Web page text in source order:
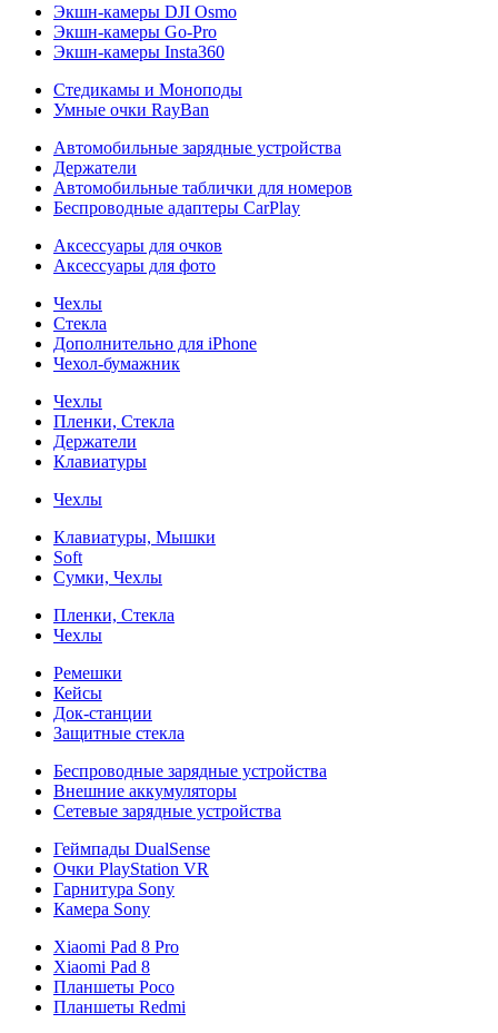
Экшн-камеры DJI Osmo
Экшн-камеры Go-Pro
Экшн-камеры Insta360
Стедикамы и Моноподы
Умные очки RayBan
Автомобильные зарядные устройства
Держатели
Автомобильные таблички для номеров
Беспроводные адаптеры CarPlay
Аксессуары для очков
Аксессуары для фото
Чехлы
Стекла
Дополнительно для iPhone
Чехол-бумажник
Чехлы
Пленки, Стекла
Держатели
Клавиатуры
Чехлы
Клавиатуры, Мышки
Soft
Сумки, Чехлы
Пленки, Стекла
Чехлы
Ремешки
Кейсы
Док-станции
Защитные стекла
Беспроводные зарядные устройства
Внешние аккумуляторы
Сетевые зарядные устройства
Геймпады DualSense
Очки PlayStation VR
Гарнитура Sony
Камера Sony
Xiaomi Pad 8 Pro
Xiaomi Pad 8
Планшеты Poco
Планшеты Redmi